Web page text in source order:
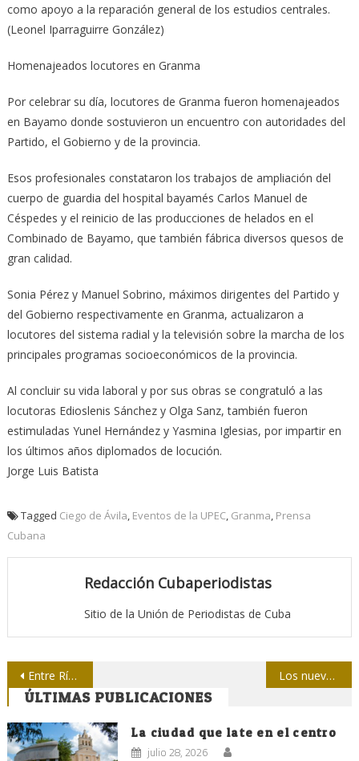
como apoyo a la reparación general de los estudios centrales.
(Leonel Iparraguirre González)
Homenajeados locutores en Granma
Por celebrar su día, locutores de Granma fueron homenajeados
en Bayamo donde sostuvieron un encuentro con autoridades del
Partido, el Gobierno y de la provincia.
Esos profesionales constataron los trabajos de ampliación del
cuerpo de guardia del hospital bayamés Carlos Manuel de
Céspedes y el reinicio de las producciones de helados en el
Combinado de Bayamo, que también fábrica diversos quesos de
gran calidad.
Sonia Pérez y Manuel Sobrino, máximos dirigentes del Partido y
del Gobierno respectivamente en Granma, actualizaron a
locutores del sistema radial y la televisión sobre la marcha de los
principales programas socioeconómicos de la provincia.
Al concluir su vida laboral y por sus obras se congratuló a las
locutoras Edioslenis Sánchez y Olga Sanz, también fueron
estimuladas Yunel Hernández y Yasmina Iglesias, por impartir en
los últimos años diplomados de locución.
Jorge Luis Batista
Tagged Ciego de Ávila, Eventos de la UPEC, Granma, Prensa
Cubana
Redacción Cubaperiodistas
Sitio de la Unión de Periodistas de Cuba
Navegación
de
entradas
Entre Ríos: aporte al acervo sociocultural de Guantánamo Los nuevos tiempos ya nacieron
ÚLTIMAS PUBLICACIONES
La ciudad que late en el centro
julio 28, 2026